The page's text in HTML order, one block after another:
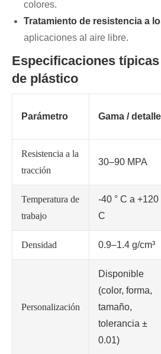
colores.
Tratamiento de resistencia a
aplicaciones al aire libre.
Especificaciones
de plástico
Parámetro Gama /
Resistencia a la
tracción
30–90 MPA
Temperatura de
trabajo
-40 ° C a +120
C
Densidad 0.9–1.4 g/cm³
Personalización
Disponible
(color, forma,
tamaño,
tolerancia ±
0.01)